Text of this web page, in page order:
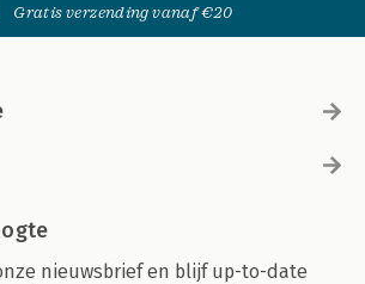
Gratis verzending vanaf €20
nieuwsbrief en blijf up-to-date